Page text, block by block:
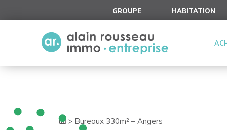
GROUPE HABITATION
> Bureaux 330m² – Angers